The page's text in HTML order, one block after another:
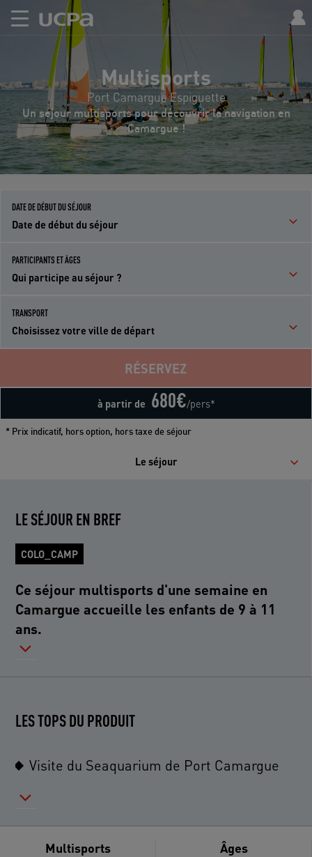
Multisports
Port Camargue Espiguette
Un séjour multisports pour découvrir la navigation en
Camargue !
DATE DE DÉBUT DU SÉJOUR
Date de début du séjour
PARTICIPANTS ET ÂGES
Qui participe au séjour ?
TRANSPORT
Choisissez votre ville de départ
à partir de 680€/pers*
RÉSERVEZ
* Prix indicatif, hors option, hors taxe de séjour
Le séjour
LE SÉJOUR EN BREF
COLO_CAMP
Ce séjour multisports d'une semaine en
Camargue accueille les enfants de 9 à 11
ans.
LES TOPS DU PRODUIT
Visite du Seaquarium de Port Camargue
Multisports Âges